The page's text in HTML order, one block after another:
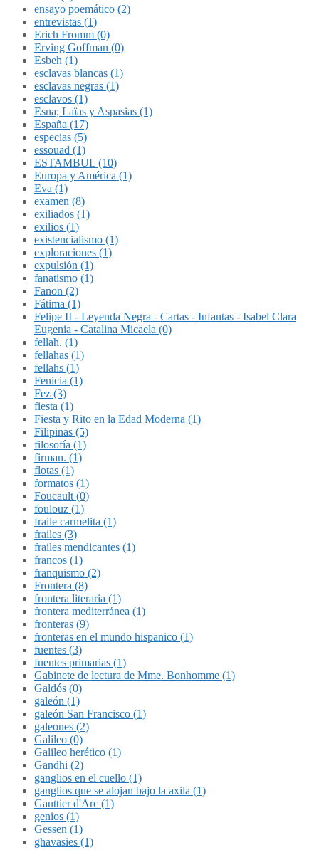
ensayo poemático (2)
entrevistas (1)
Erich Fromm (0)
Erving Goffman (0)
Esbeh (1)
esclavas blancas (1)
esclavas negras (1)
esclavos (1)
Esna; Laïas y Aspasias (1)
España (17)
especias (5)
essouad (1)
ESTAMBUL (10)
Europa y América (1)
Eva (1)
examen (8)
exiliados (1)
exilios (1)
existencialismo (1)
exploraciones (1)
expulsión (1)
fanatismo (1)
Fanon (2)
Fátima (1)
Felipe II - Leyenda Negra - Cartas - Infantas - Isabel Clara
Eugenia - Catalina Micaela (0)
fellah. (1)
fellahas (1)
fellahs (1)
Fenicia (1)
Fez (3)
fiesta (1)
Fiesta y Rito en la Edad Moderna (1)
Filipinas (5)
filosofía (1)
firman. (1)
flotas (1)
formatos (1)
Foucault (0)
foulouz (1)
fraile carmelita (1)
frailes (3)
frailes mendicantes (1)
francos (1)
franquismo (2)
Frontera (8)
frontera literaria (1)
frontera mediterránea (1)
fronteras (9)
fronteras en el mundo hispanico (1)
fuentes (3)
fuentes primarias (1)
Gabinete de lectura de Mme. Bonhomme (1)
Galdós (0)
galeón (1)
galeón San Francisco (1)
galeones (2)
Galileo (0)
Galileo herético (1)
Gandhi (2)
ganglios en el cuello (1)
ganglios que se alojan bajo la axila (1)
Gauttier d'Arc (1)
genios (1)
Gessen (1)
ghavasies (1)